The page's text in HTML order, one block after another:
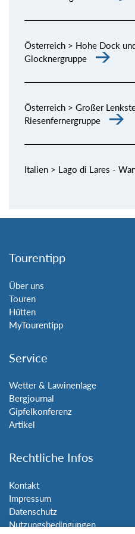
Österreich > Hohe Dock
Glocknergruppe
Österreich > Großer
Riesenfernergruppe
Italien > Lago di Lares -
Tourentipp
Über uns
Touren
Hütten
MyTourentipp
Service
Wetter & Lawinenlage
Bergjournal
Gipfelkonferenz
Artikel
Rechtliche Infos
Kontakt
Impressum
Datenschutz
Nutzungsbedingungen